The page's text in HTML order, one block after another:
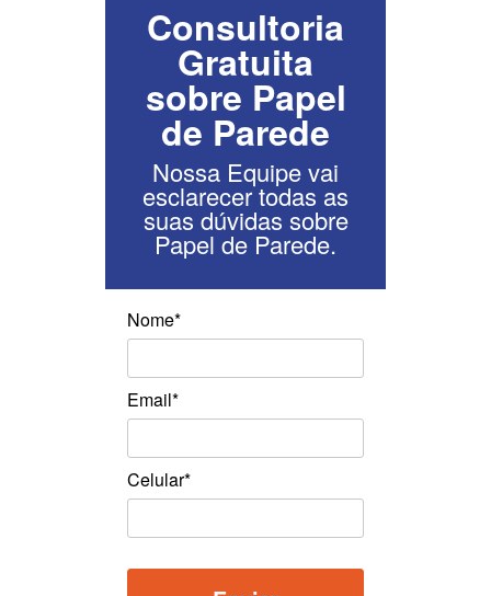
Consultoria
Gratuita
sobre Papel
de Parede
Nossa Equipe vai
esclarecer todas as
suas dúvidas sobre
Papel de Parede.
Nome*
Email*
Celular*